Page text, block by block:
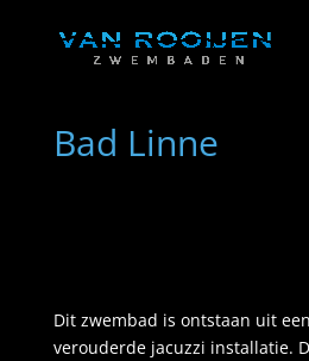
Bad Linne
Dit zwembad is ontstaan uit
verouderde jacuzzi installatie.